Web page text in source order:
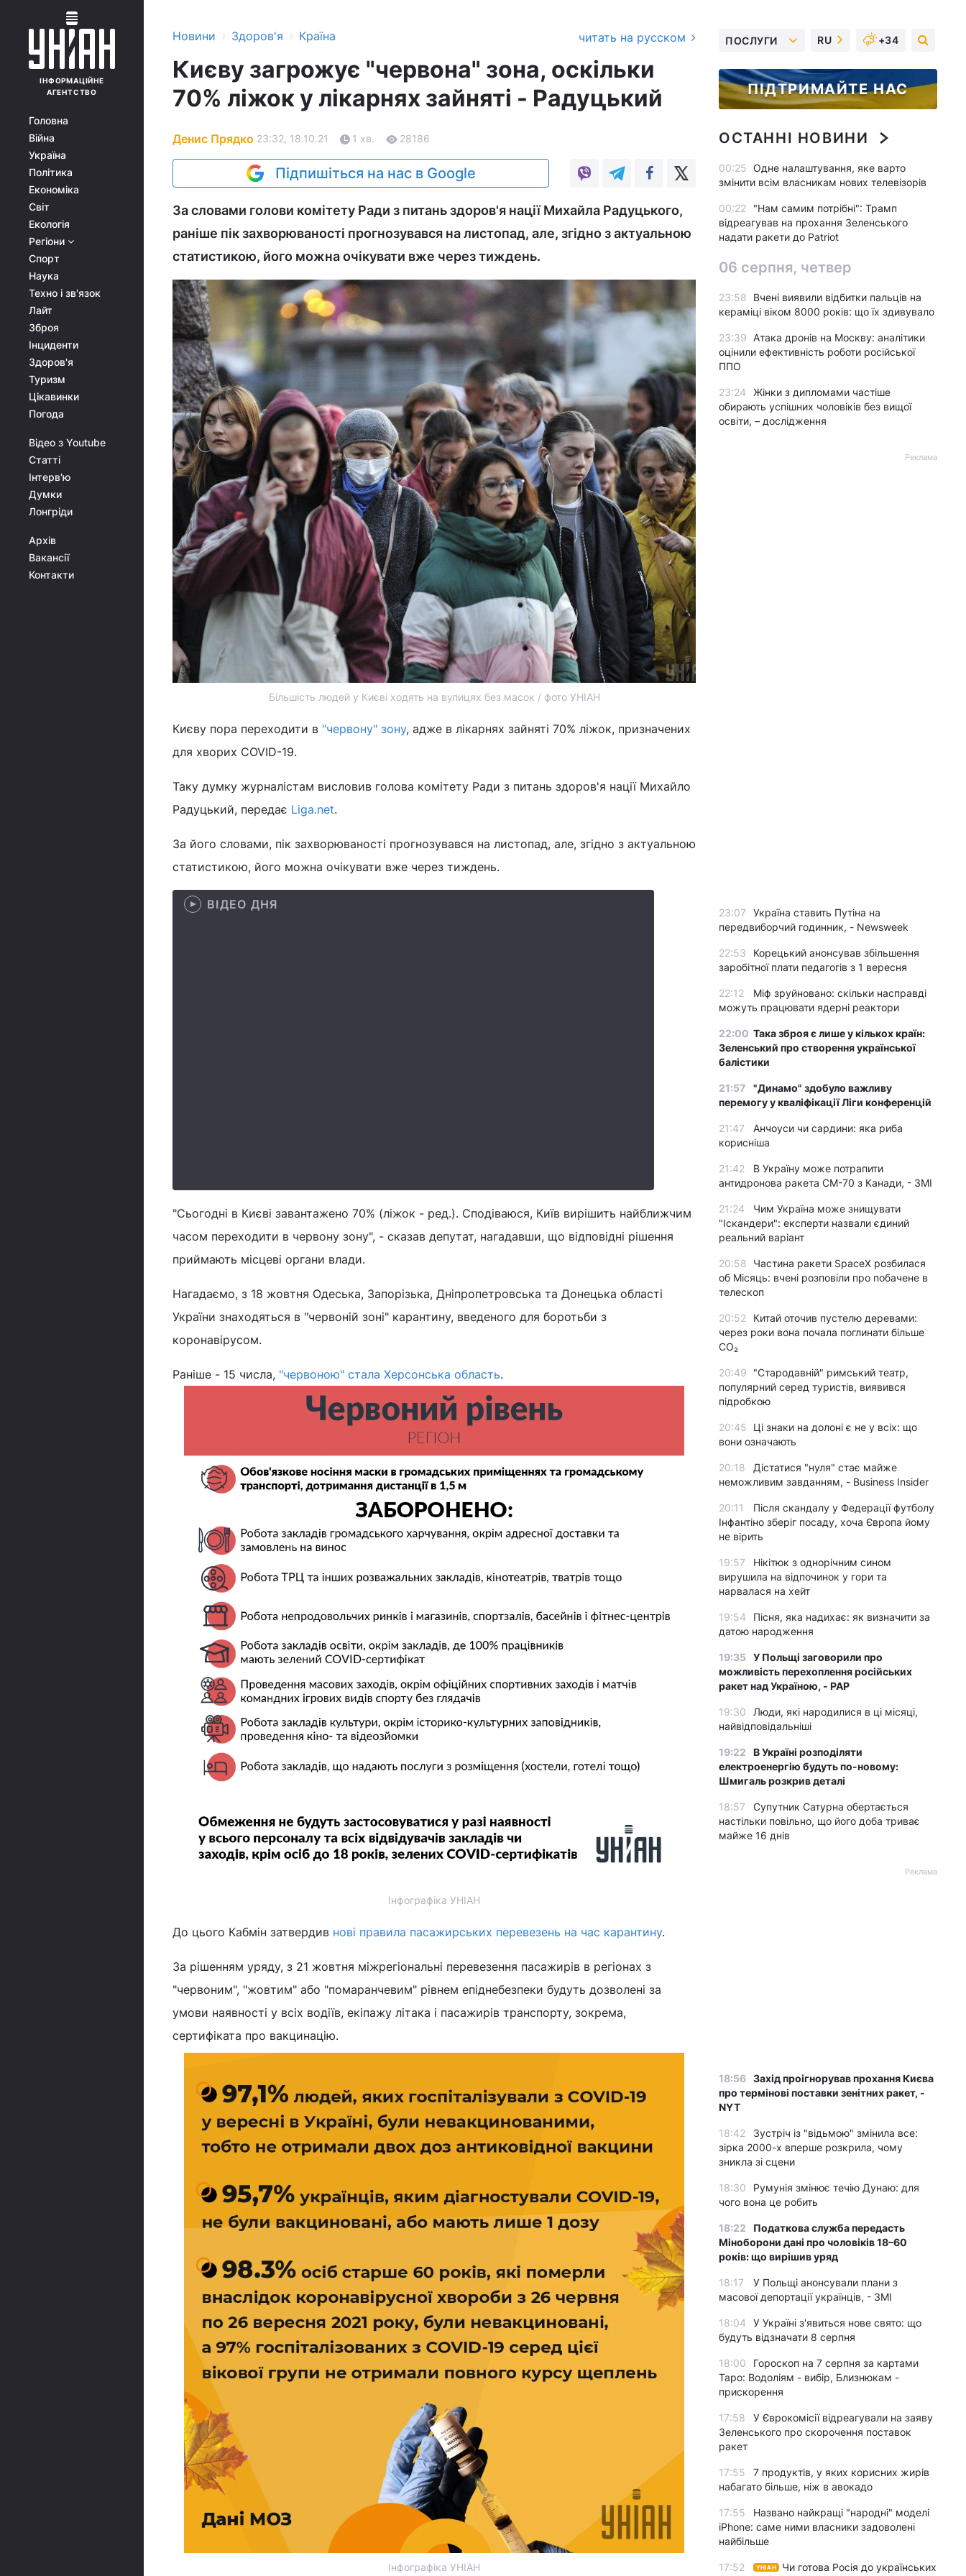
ІНФОРМАЦІЙНЕ
АГЕНТСТВО
Головна
Війна
Україна
Політика
Економіка
Світ
Екологія
Регіони
Спорт
Наука
Техно і зв'язок
Лайт
Зброя
Інциденти
Здоров'я
Туризм
Цікавинки
Погода
Відео з Youtube
Статті
Інтерв'ю
Думки
Лонгріди
Архів
Вакансії
Контакти
Новини › Здоров'я › Країна читать на русском
Києву загрожує "червона" зона, оскільки
70% ліжок у лікарнях зайняті - Радуцький
Денис Прядко 23:32, 18.10.21 1 хв. 28186
Підпишіться на нас в Google
За словами голови комітету Ради з питань здоров'я нації Михайла Радуцького,
раніше пік захворюваності прогнозувався на листопад, але, згідно з актуальною
статистикою, його можна очікувати вже через тиждень.
Більшість людей у Києві ходять на вулицях без масок / фото УНІАН
Києву пора переходити в "червону" зону, адже в лікарнях зайняті 70% ліжок, призначених
для хворих COVID-19.
Таку думку журналістам висловив голова комітету Ради з питань здоров'я нації Михайло
Радуцький, передає Liga.net.
За його словами, пік захворюваності прогнозувався на листопад, але, згідно з актуальною
статистикою, його можна очікувати вже через тиждень.
ВІДЕО ДНЯ
"Сьогодні в Києві завантажено 70% (ліжок - ред.). Сподіваюся, Київ вирішить найближчим
часом переходити в червону зону", - сказав депутат, нагадавши, що відповідні рішення
приймають місцеві органи влади.
Нагадаємо, з 18 жовтня Одеська, Запорізька, Дніпропетровська та Донецька області
України знаходяться в "червоній зоні" карантину, введеного для боротьби з
коронавірусом.
Раніше - 15 числа, "червоною" стала Херсонська область.
Інфографіка УНІАН
До цього Кабмін затвердив нові правила пасажирських перевезень на час карантину.
За рішенням уряду, з 21 жовтня міжрегіональні перевезення пасажирів в регіонах з
"червоним", "жовтим" або "помаранчевим" рівнем епіднебезпеки будуть дозволені за
умови наявності у всіх водіїв, екіпажу літака і пасажирів транспорту, зокрема,
сертифіката про вакцинацію.
Інфографіка УНІАН
ПОСЛУГИ RU +34
ПІДТРИМАЙТЕ НАС
ОСТАННІ НОВИНИ
00:25 Одне налаштування, яке варто
змінити всім власникам нових телевізорів
00:22
"Нам самим потрібні": Трамп
відреагував на прохання Зеленського
надати ракети до Patriot
06 серпня, четвер
23:58
Вчені виявили відбитки пальців на
кераміці віком 8000 років: що їх здивувало
23:39
Атака дронів на Москву: аналітики
оцінили ефективність роботи російської
ППО
23:24
Жінки з дипломами частіше
обирають успішних чоловіків без вищої
освіти, – дослідження
Реклама
23:07
Україна ставить Путіна на
передвиборчий годинник, - Newsweek
22:53
Корецький анонсував збільшення
заробітної плати педагогів з 1 вересня
22:12
Міф зруйновано: скільки насправді
можуть працювати ядерні реактори
22:00 Така зброя є лише у кількох країн:
Зеленський про створення української
балістики
21:57
"Динамо" здобуло важливу
перемогу у кваліфікації Ліги конференцій
21:47
Анчоуси чи сардини: яка риба
корисніша
21:42
В Україну може потрапити
антидронова ракета CM-70 з Канади, - ЗМІ
21:24
Чим Україна може знищувати
"Іскандери": експерти назвали єдиний
реальний варіант
20:58
Частина ракети SpaceX розбилася
об Місяць: вчені розповіли про побачене в
телескоп
20:52
Китай оточив пустелю деревами:
через роки вона почала поглинати більше
CO₂
20:49
"Стародавній" римський театр,
популярний серед туристів, виявився
підробкою
20:45
Ці знаки на долоні є не у всіх: що
вони означають
20:18
Дістатися "нуля" стає майже
неможливим завданням, - Business Insider
20:11
Після скандалу у Федерації футболу
Інфантіно зберіг посаду, хоча Європа йому
не вірить
19:57
Нікітюк з однорічним сином
вирушила на відпочинок у гори та
нарвалася на хейт
19:54
Пісня, яка надихає: як визначити за
датою народження
19:35 У Польщі заговорили про
можливість перехоплення російських
ракет над Україною, - PAP
19:30
Люди, які народилися в ці місяці,
найвідповідальніші
19:22
В Україні розподіляти
електроенергію будуть по-новому:
Шмигаль розкрив деталі
18:57
Супутник Сатурна обертається
настільки повільно, що його доба триває
майже 16 днів
Реклама
18:56 Захід проігнорував прохання Києва
про термінові поставки зенітних ракет, -
NYT
18:42
Зустріч із "відьмою" змінила все:
зірка 2000-х вперше розкрила, чому
зникла зі сцени
18:30
Румунія змінює течію Дунаю: для
чого вона це робить
18:22
Податкова служба передасть
Міноборони дані про чоловіків 18–60
років: що вирішив уряд
18:17
У Польщі анонсували плани з
масової депортації українців, - ЗМІ
18:04
У Україні з'явиться нове свято: що
будуть відзначати 8 серпня
18:00
Гороскоп на 7 серпня за картами
Таро: Водоліям - вибір, Близнюкам -
прискорення
17:58
У Єврокомісії відреагували на заяву
Зеленського про скорочення поставок
ракет
17:55
7 продуктів, у яких корисних жирів
набагато більше, ніж в авокадо
17:55
Названо найкращі "народні" моделі
iPhone: саме ними власники задоволені
найбільше
17:52 УНІАН
Чи готова Росія до українських